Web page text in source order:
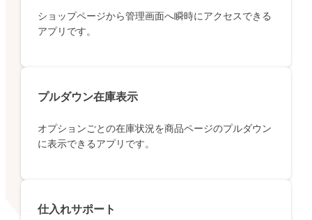
ショップページから管理画面へ瞬時にアクセスできる
アプリです。
プルダウン在庫表示
オプションごとの在庫状況を商品ページのプルダウン
に表示できるアプリです。
仕入れサポート